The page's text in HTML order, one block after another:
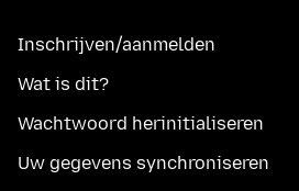
Inschrijven/aanmelden
Wat is dit?
Wachtwoord herinitialiseren
Uw gegevens synchroniseren